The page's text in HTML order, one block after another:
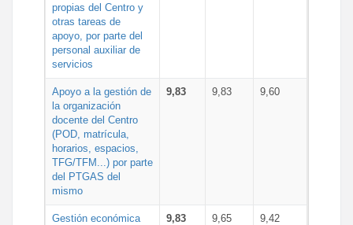
propias del Centro y
otras tareas de
apoyo, por parte del
personal auxiliar de
servicios
Apoyo a la gestión de
la organización
docente del Centro
(POD, matrícula,
horarios, espacios,
TFG/TFM...) por parte
del PTGAS del
mismo
9,83 9,83 9,60
Gestión económica
9,83 9,65 9,42